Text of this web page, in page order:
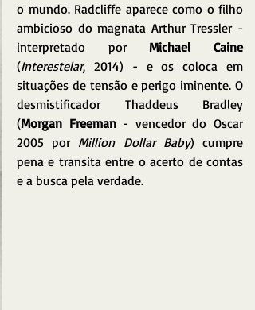
o mundo. Radcliffe aparece como o filho
ambicioso do magnata Arthur Tressler -
interpretado por Michael Caine
(Interestelar, 2014) - e os coloca em
situações de tensão e perigo iminente. O
desmistificador Thaddeus Bradley
(Morgan Freeman - vencedor do Oscar
2005 por Million Dollar Baby) cumpre
pena e transita entre o acerto de contas
e a busca pela verdade.